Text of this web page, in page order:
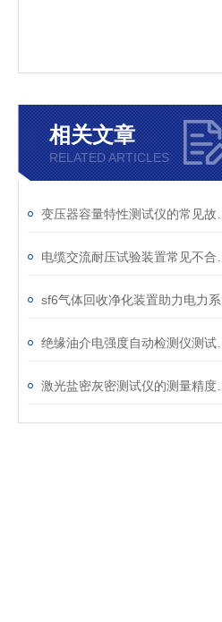
相关文章
RELATED ARTICLES